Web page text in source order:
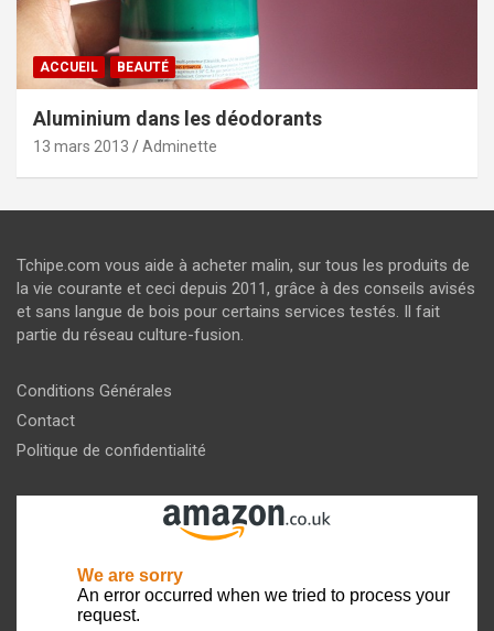
ACCUEIL BEAUTÉ
Aluminium dans les déodorants
13 mars 2013 Adminette
Tchipe.com vous aide à acheter malin, sur tous les produits de
la vie courante et ceci depuis 2011, grâce à des conseils avisés
et sans langue de bois pour certains services testés. Il fait
partie du réseau culture-fusion.
Conditions Générales
Contact
Politique de confidentialité